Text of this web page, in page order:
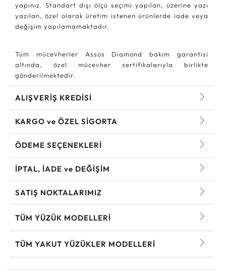
yapınız. Standart dışı ölçü seçimi yapılan, üzerine yazı
yazılan, özel olarak üretim istenen ürünlerde iade veya
değişim yapılamamaktadır.
Tüm mücevherler Assos Diamond bakım garantisi
altında, özel mücevher sertifikalarıyla birlikte
gönderilmektedir.
ALIŞVERİŞ KREDİSİ
KARGO ve ÖZEL SİGORTA
ÖDEME SEÇENEKLERİ
İPTAL, İADE ve DEĞİŞİM
SATIŞ NOKTALARIMIZ
TÜM YÜZÜK MODELLERI
TÜM YAKUT YÜZÜKLER MODELLERI